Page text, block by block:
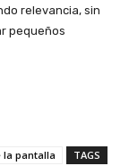
relevancia, sin
pequeños
TAGS
la pantalla